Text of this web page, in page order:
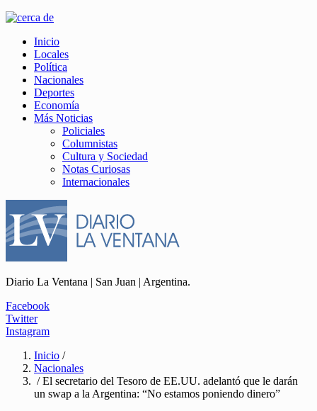
Inicio
Locales
Política
Nacionales
Deportes
Economía
Más Noticias
Policiales
Columnistas
Cultura y Sociedad
Notas Curiosas
Internacionales
Diario La Ventana | San Juan | Argentina.
Facebook
Twitter
Instagram
Inicio /
Nacionales
/ El secretario del Tesoro de EE.UU. adelantó que le darán
un swap a la Argentina: “No estamos poniendo dinero”